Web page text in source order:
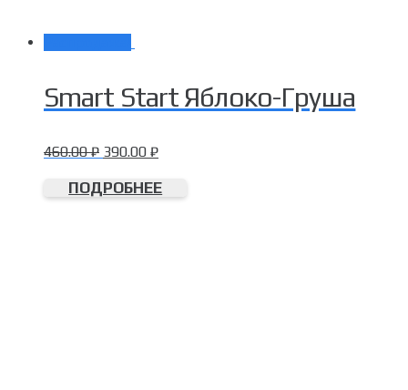
Smart Start Яблоко-Груша
460.00₽ 390.00 ₽
ПОДРОБНЕЕ